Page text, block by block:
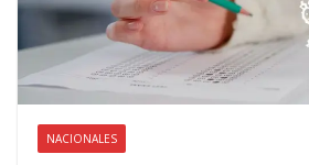
NACIONALES